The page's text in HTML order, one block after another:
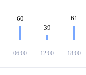
60
06:00
39
12:00
61
18:00